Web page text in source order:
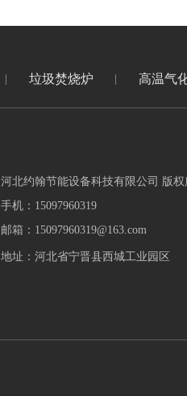
垃圾焚烧炉 高温气
河北约翰节能设备科技有限公司 版权
手机：15097960319
邮箱：15097960319@163.com
地址：河北省宁晋县西城工业园区